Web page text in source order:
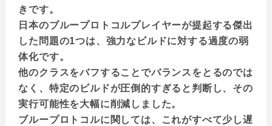
きです。
日本のブループロトコルプレイヤーが提起する傑出
した問題の1つは、強力なビルドに対する過度の弱
体化です。
他のクラスをバフすることでバランスをとるのでは
なく、特定のビルドが圧倒的すぎると判断し、その
実行可能性を大幅に削減しました。
ブループロトコルに関しては、これがすべて少し遅